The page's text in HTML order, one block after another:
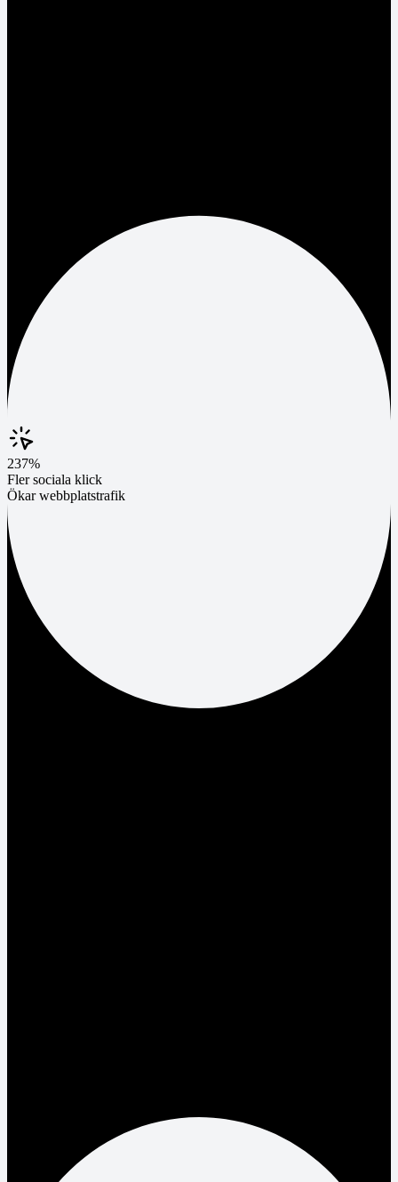
237%
Fler sociala klick
Ökar webbplatstrafik